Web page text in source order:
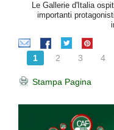
Le Gallerie d'Italia
importanti
1 2 3 4
Stampa Pagina